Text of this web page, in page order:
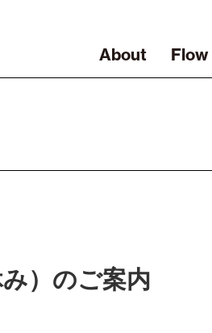
About Flow
）のご案内